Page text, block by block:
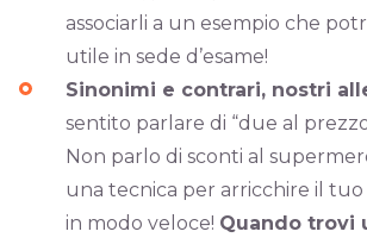
associarli a un esempio che
utile in sede d’esame!
Sinonimi e contrari, nostri
sentito parlare di “due al
Non parlo di sconti al
una tecnica per arricchire il tuo
in modo veloce! Quando trovi